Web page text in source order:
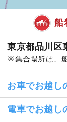
船
東京都品川区
集合場所は、
お車でお越し
電車でお越し